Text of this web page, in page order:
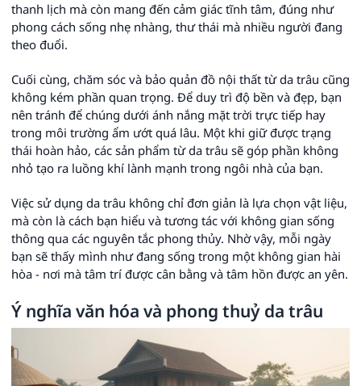
thanh lịch mà còn mang đến cảm giác tĩnh tâm, đúng như
phong cách sống nhẹ nhàng, thư thái mà nhiều người đang
theo đuổi.
Cuối cùng, chăm sóc và bảo quản đồ nội thất từ da trâu cũng
không kém phần quan trọng. Để duy trì độ bền và đẹp, bạn
nên tránh để chúng dưới ánh nắng mặt trời trực tiếp hay
trong môi trường ẩm ướt quá lâu. Một khi giữ được trạng
thái hoàn hảo, các sản phẩm từ da trâu sẽ góp phần không
nhỏ tạo ra luồng khí lành mạnh trong ngôi nhà của bạn.
Việc sử dụng da trâu không chỉ đơn giản là lựa chọn vật liệu,
mà còn là cách bạn hiểu và tương tác với không gian sống
thông qua các nguyên tắc phong thủy. Nhờ vậy, mỗi ngày
bạn sẽ thấy mình như đang sống trong một không gian hài
hòa - nơi mà tâm trí được cân bằng và tâm hồn được an yên.
Ý nghĩa văn hóa và phong thuỷ da trâu